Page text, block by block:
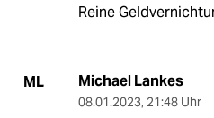
Reine
ML Michael Lankes
08.01.2023, 21:48 Uhr